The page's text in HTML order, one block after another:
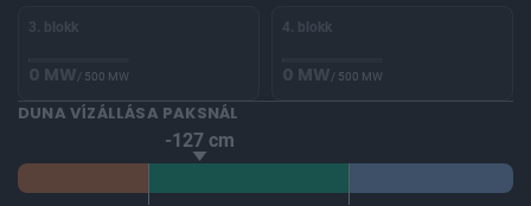
3. blokk
0 MW/ 500 MW
4. blokk
0 MW/ 500 MW
DUNA VÍZÁLLÁSA PAKSNÁL
-127 cm